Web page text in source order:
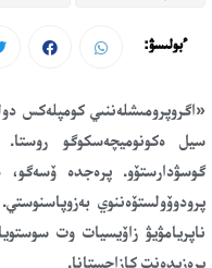
ءبولىسۋ:
«اگروپرومىشلەننىي كومپلەكس
سيل ەكونوميچەسكوگو
گوسۋدارستۆو. پرەجدە
پرودوۆولستۆەننوي
ناپريامۋيۋ زاۆيسيات وت
پرەزيدەنت كازاحستانا.